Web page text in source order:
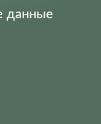
данные